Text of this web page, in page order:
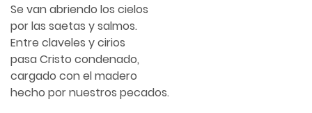
Se van abriendo los cielos
por las saetas y salmos.
Entre claveles y cirios
pasa Cristo condenado,
cargado con el madero
hecho por nuestros pecados.